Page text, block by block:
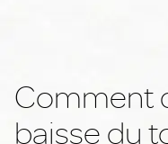
Comment
baisse du